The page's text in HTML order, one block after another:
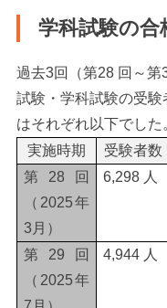
学科試験の合
過去3回（第28 回～第
試験・学科試験の受
はそれぞれ以下でした
実施時期
受験者数
第28回
（2025年
3月）
6,298 人
第29回
（2025年
4,944 人